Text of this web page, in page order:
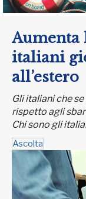
Aumenta
italiani
all’estero
Gli italiani che
rispetto agli
Chi sono gli
Ascolta